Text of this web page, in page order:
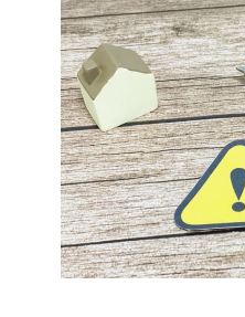
建築費用の高さと資
二世帯住宅は、単世帯住宅に
設備を完全に分離する完全分
そのため、事前に綿密な資金
繕費なども含めた長期的な費
住宅ローンを利用する場合は
画を立てることが大切です。
生活スタイルの違い